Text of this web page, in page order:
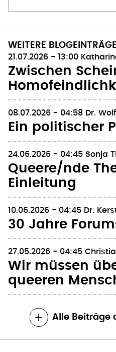
WEITERE BLOGEINTRÄGE
21.07.2026 - 13:00
Zwischen
08.07.2026 - 04:58 Dr.
Ein politischer
24.06.2026 - 04:45 Sonja
Queere/nde
Einleitung
10.06.2026 - 04:45 Dr.
30 Jahre
27.05.2026 - 04:45
Wir müssen
queeren
Alle Beiträge